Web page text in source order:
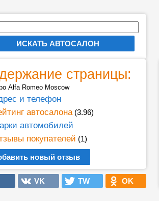
страницы:
Alfa Romeo Moscow
и телефон
автосалона(3.96)
автомобилей
покупателей (1)
новый отзыв
VK TW OK